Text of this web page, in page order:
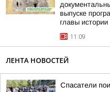
выпуске
главы
11:09
ЛЕНТА НОВОСТЕЙ
Спасатели